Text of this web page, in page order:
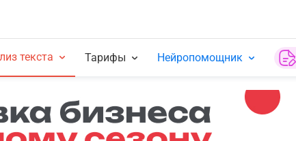
текста Тарифы Нейропомощник